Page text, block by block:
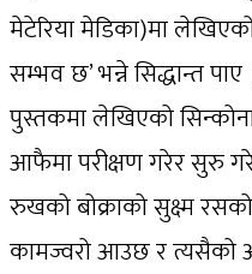
मेटेरिया मेडिका)मा
सम्भव छ’ भन्ने सिद्धान्त
पुस्तकमा लेखिएको
आफैमा परीक्षण गरेर सुरु
रुखको बोक्राको सुक्ष्म
कामज्वरो आउछ र त्यसैको